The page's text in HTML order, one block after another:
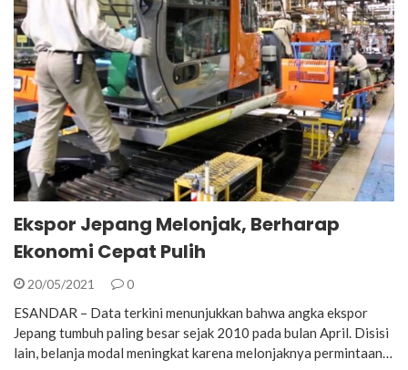
Ekspor Jepang Melonjak, Berharap
Ekonomi Cepat Pulih
20/05/2021 0
ESANDAR – Data terkini menunjukkan bahwa angka ekspor
Jepang tumbuh paling besar sejak 2010 pada bulan April. Disisi
lain, belanja modal meningkat karena melonjaknya permintaan…